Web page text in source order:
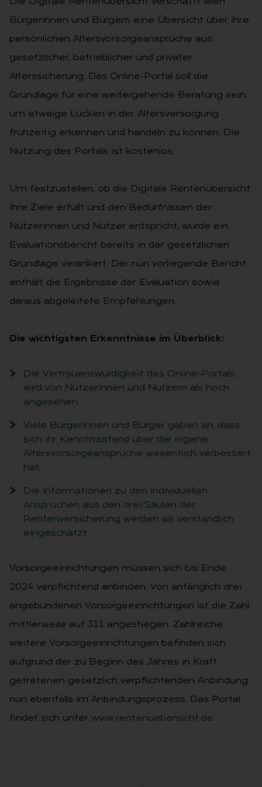
Bürgerinnen und Bürgern eine Übersicht über ihre
persönlichen Altersvorsorgeansprüche aus
gesetzlicher, betrieblicher und privater
Alterssicherung. Das Online-Portal soll die
Grundlage für eine weitergehende Beratung sein,
um etwaige Lücken in der Altersversorgung
frühzeitig erkennen und handeln zu können. Die
Nutzung des Portals ist kostenlos.
Um festzustellen, ob die Digitale Rentenübersicht
ihre Ziele erfüllt und den Bedürfnissen der
Nutzerinnen und Nutzer entspricht, wurde ein
Evaluationsbericht bereits in der gesetzlichen
Grundlage verankert. Der nun vorliegende Bericht
enthält die Ergebnisse der Evaluation sowie
daraus abgeleitete Empfehlungen.
Die wichtigsten Erkenntnisse im Überblick:
Die Vertrauenswürdigkeit des Online-Portals
wird von Nutzerinnen und Nutzern als hoch
angesehen.
Viele Bürgerinnen und Bürger gaben an, dass
sich ihr Kenntnisstand über die eigene
Altersvorsorgeansprüche wesentlich verbessert
hat.
Die Informationen zu den individuellen
Ansprüchen aus den drei Säulen der
Rentenversicherung werden als verständlich
eingeschätzt.
Vorsorgeeinrichtungen müssen sich bis Ende
2024 verpflichtend anbinden. Von anfänglich drei
angebundenen Vorsorgeeinrichtungen ist die Zahl
mittlerweile auf 311 angestiegen. Zahlreiche
weitere Vorsorgeeinrichtungen befinden sich
aufgrund der zu Beginn des Jahres in Kraft
getretenen gesetzlich verpflichtenden Anbindung
nun ebenfalls im Anbindungsprozess. Das Portal
findet sich unter www.rentenuebersicht.de.